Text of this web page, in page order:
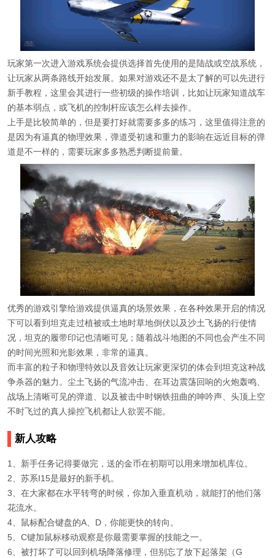
玩家第一次进入游戏系统会提供选择首先使用的是陆战或空战系统，
让玩家从两条路线开始发展。如果对游戏还不是太了解的可以先进行
新手教程，这里会其进行一些初级的操作培训，比如让玩家知道战车
的基本弱点，或飞机的控制杆应该怎么样去操作。
上手是比较简单的，但是要打好就需要多多的练习，这里值得注意的
是因为有逼真的物理效果，弹道受初速和重力的影响在远近目标的弹
道是不一样的，需要玩家多多熟悉判断提前量。
优秀的游戏引擎给游戏提供逼真的场景效果，在各种效果开启的情况
下可以看到坦克走过植被或土地时草地倒伏以及沙土飞扬的行使情
况，坦克的履带印记也清晰可见；随着战斗地图的不同也会产生不同
的时间光照和光影效果，非常的逼真。
而丰富的粒子和物理特效以及音效让玩家更深切的体会到坦克这种战
争杀器的魅力。尘土飞扬的气流冲击、在耳边震荡回响的火炮轰鸣、
战场上清晰可见的弹道、以及被击中时钢铁扭曲的呻吟声、头顶上空
不时飞过的真人操控飞机都让人欲罢不能。
新人攻略
1、新手任务记得要做完，送的金币在初期可以用来增加机库位。
2、苏系I15是最好的新手机。
3、在大家都在水平转弯的时候，你加入垂直机动，就能打的他们落
花流水。
4、鼠标配合键盘的A、D，你能更快的转向。
5、C键加鼠标移动观察是你最需要掌握的技能之一。
6、被打坏了可以回到机场降落修理，但别忘了放下起落架（G